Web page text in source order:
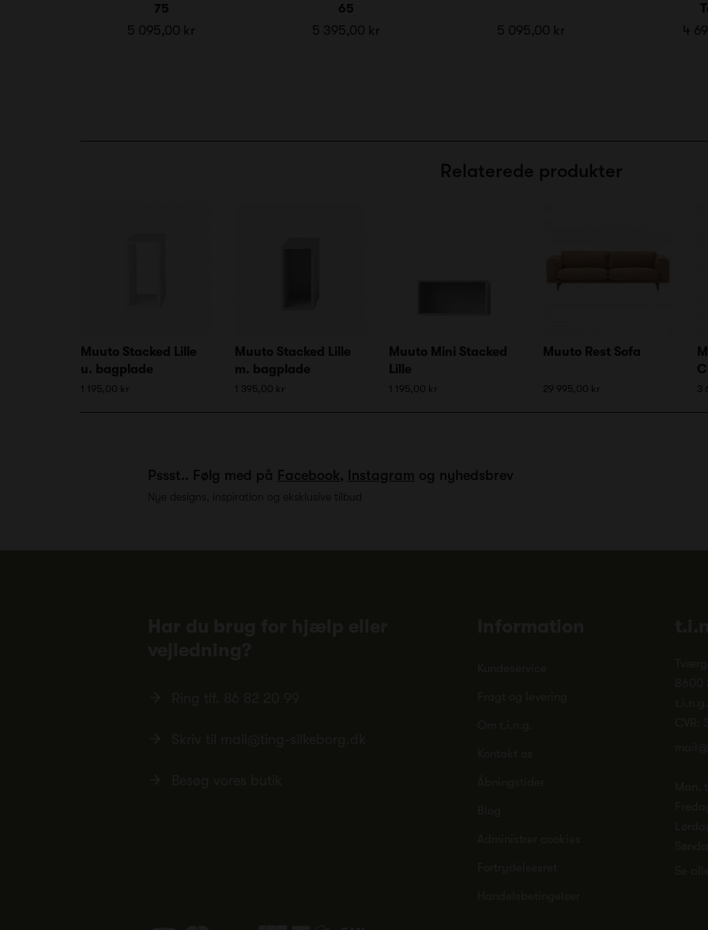
75
5 095,00 kr
65
5 395,00 kr 5 095,00 kr 4
Relaterede produkter
Muuto Stacked Lille
u. bagplade
1 195,00 kr
Muuto Stacked Lille
m. bagplade
1 395,00 kr
Muuto Mini Stacked
Lille
1 195,00 kr
Muuto Rest Sofa
29 995,00 kr 3
Pssst.. Følg med på Facebook, Instagram og nyhedsbrev
Nye designs, inspiration og eksklusive tilbud